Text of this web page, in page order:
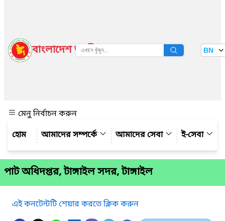
বাংলাদেশ জাতীয় তথ্য বাতায়ন BN
মেনু নির্বাচন করুন
আমাদের সম্পর্কে
আমাদের সেবা ই-সেবা
পাট অধিদপ্তর, টাঙ্গাইল সদর, টাঙ্গাইল
এই কনটেন্টটি শেয়ার করতে ক্লিক করুন